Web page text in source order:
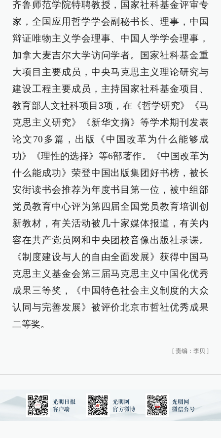
齐鲁师范学院特聘教授，国家社科基金评审专
家，全国应用哲学学会副秘书长、理事，中国
辩证唯物主义学会理事、中国人学学会理事，
加拿大麦吉尔大学访问学者。国家社科基金重
大项目主要成员，中央马克思主义理论研究与
建设工程主要成员，主持国家社科基金项目、
教育部人文社科项目3项，在《哲学研究》《马
克思主义研究》《新华文摘》等学术期刊发表
论文70多篇，出版《中国改革为什么能够成
功》《理性的选择》等6部著作。《中国改革为
什么能成功》荣登中国出版集团好书榜，被长
安街读书会推荐为年度书目第一位，被中组部
党员教育中心评为第四届全国党员教育培训创
新教材，有关活动被几十家媒体报道，有关内
容在共产党员网和中央团校音像出版社录课。
《制度建设与人的自由全面发展》获得中国马
克思主义基金会第三届马克思主义中国化优秀
成果三等奖，《中国特色社会主义制度的大众
认同与完善发展》被评价北京市哲社优秀成果
二等奖。
[ 责编：李贝 ]